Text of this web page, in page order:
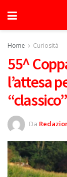
Home Curiosità
55^
l’attesa
Da